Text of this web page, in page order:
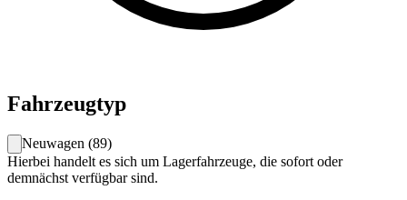
Fahrzeugtyp
Neuwagen (89)
Hierbei handelt es sich um Lagerfahrzeuge, die sofort oder
demnächst verfügbar sind.